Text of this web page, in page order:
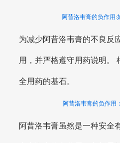
阿昔洛韦膏的负作用:
为减少阿昔洛韦膏的不良反
用，并严格遵守用药说明。
全用药的基石。
阿昔洛韦膏的负作用
阿昔洛韦膏虽然是一种安全